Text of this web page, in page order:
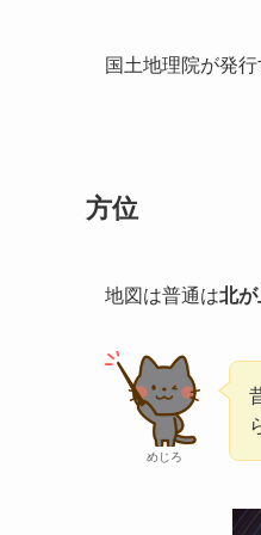
国土地理院が発行
方位
地図は普通は北が
めじろ